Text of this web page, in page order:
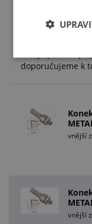
doporučujeme k
vnější
vnější